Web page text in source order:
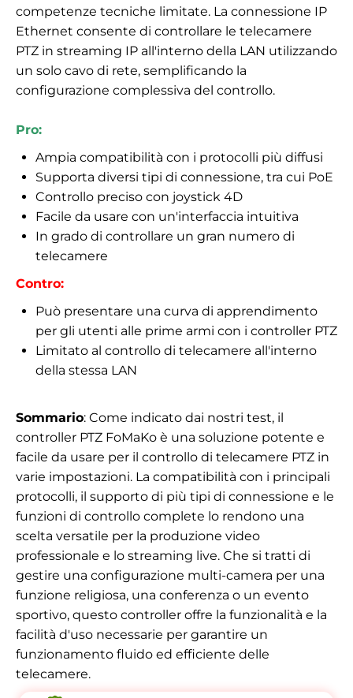
competenze tecniche limitate. La connessione IP
Ethernet consente di controllare le telecamere
PTZ in streaming IP all'interno della LAN utilizzando
un solo cavo di rete, semplificando la
configurazione complessiva del controllo.
Pro:
Ampia compatibilità con i protocolli più diffusi
Supporta diversi tipi di connessione, tra cui PoE
Controllo preciso con joystick 4D
Facile da usare con un'interfaccia intuitiva
In grado di controllare un gran numero di
telecamere
Contro:
Può presentare una curva di apprendimento
per gli utenti alle prime armi con i controller PTZ
Limitato al controllo di telecamere all'interno
della stessa LAN
Sommario: Come indicato dai nostri test, il
controller PTZ FoMaKo è una soluzione potente e
facile da usare per il controllo di telecamere PTZ in
varie impostazioni. La compatibilità con i principali
protocolli, il supporto di più tipi di connessione e le
funzioni di controllo complete lo rendono una
scelta versatile per la produzione video
professionale e lo streaming live. Che si tratti di
gestire una configurazione multi-camera per una
funzione religiosa, una conferenza o un evento
sportivo, questo controller offre la funzionalità e la
facilità d'uso necessarie per garantire un
funzionamento fluido ed efficiente delle
telecamere.